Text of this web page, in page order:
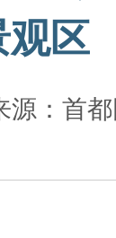
观区
源：首